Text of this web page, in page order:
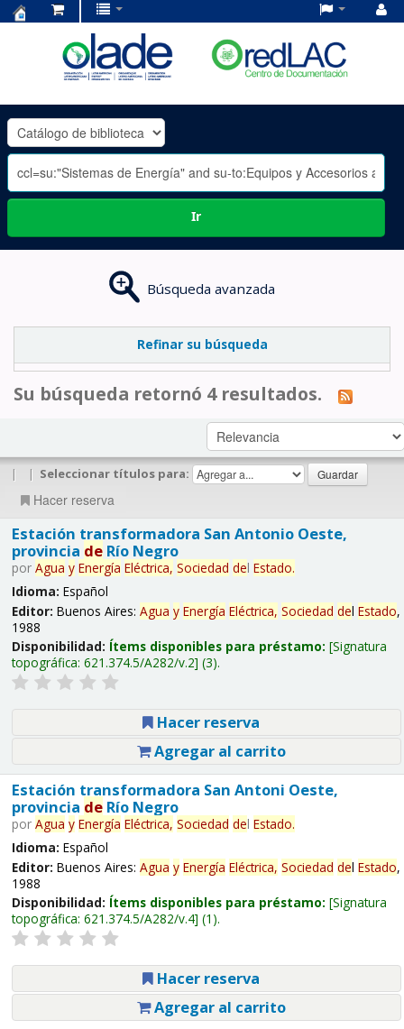
OLADE
-
Ir
Búsqueda avanzada
Refinar su búsqueda
Su búsqueda retornó 4 resultados.
| | Seleccionar títulos para:
Hacer reserva
Estación transformadora San Antonio Oeste,
provincia deRío Negro
por Agua y Energía Eléctrica, Sociedad del Estado.
Idioma: Español
Editor: Buenos Aires: Agua y Energía Eléctrica, Sociedad del Estado,
1988
Disponibilidad: Ítems disponibles para préstamo: Signatura
topográfica: 621.374.5/A282/v.2 (3).
Hacer reserva
Agregar al carrito
Estación transformadora San Antoni Oeste,
provincia deRío Negro
por Agua y Energía Eléctrica, Sociedad del Estado.
Idioma: Español
Editor: Buenos Aires: Agua y Energía Eléctrica, Sociedad del Estado,
1988
Disponibilidad: Ítems disponibles para préstamo: Signatura
topográfica: 621.374.5/A282/v.4 (1).
Hacer reserva
Agregar al carrito